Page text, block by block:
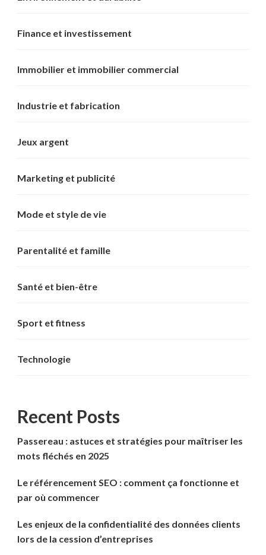
Finance et investissement
Immobilier et immobilier commercial
Industrie et fabrication
Jeux argent
Marketing et publicité
Mode et style de vie
Parentalité et famille
Santé et bien-être
Sport et fitness
Technologie
Recent Posts
Passereau : astuces et stratégies pour maîtriser les
mots fléchés en 2025
Le référencement SEO : comment ça fonctionne et
par où commencer
Les enjeux de la confidentialité des données clients
lors de la cession d’entreprises